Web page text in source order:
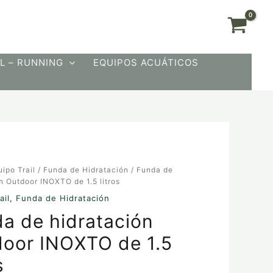
– RUNNING
EQUIPOS ACUÁTICOS
Trail / Funda de Hidratación / Funda de
Outdoor INOXTO de 1.5 litros
, Funda de Hidratación
de hidratación
INOXTO de 1.5
Rango
de
precios:
desde
$19.90
hasta
$24.90